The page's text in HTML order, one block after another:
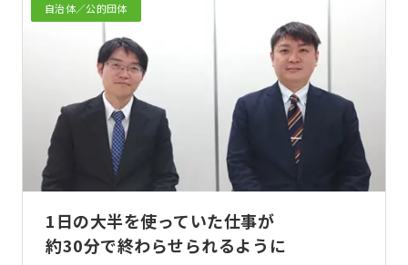
自治体／公的団体
1日の大半を使っていた仕事が
約30分で終わらせられるように